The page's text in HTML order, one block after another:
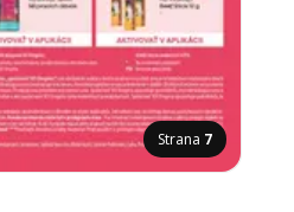
Strana 7